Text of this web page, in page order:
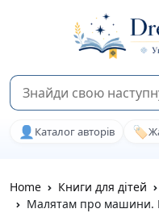
👤 Каталог авторів 🏷️
Home Книги для дітей
Малятам про машини.